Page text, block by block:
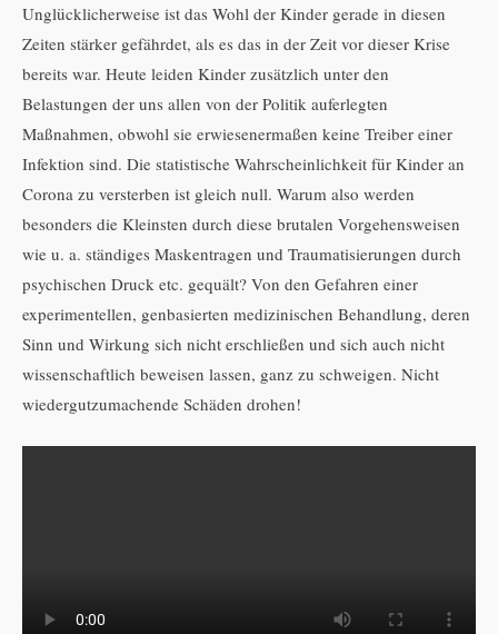
Unglücklicherweise ist das Wohl der Kinder gerade in diesen
Zeiten stärker gefährdet, als es das in der Zeit vor dieser Krise
bereits war. Heute leiden Kinder zusätzlich unter den
Belastungen der uns allen von der Politik auferlegten
Maßnahmen, obwohl sie erwiesenermaßen keine Treiber einer
Infektion sind. Die statistische Wahrscheinlichkeit für Kinder an
Corona zu versterben ist gleich null. Warum also werden
besonders die Kleinsten durch diese brutalen Vorgehensweisen
wie u. a. ständiges Maskentragen und Traumatisierungen durch
psychischen Druck etc. gequält? Von den Gefahren einer
experimentellen, genbasierten medizinischen Behandlung, deren
Sinn und Wirkung sich nicht erschließen und sich auch nicht
wissenschaftlich beweisen lassen, ganz zu schweigen. Nicht
wiedergutzumachende Schäden drohen!